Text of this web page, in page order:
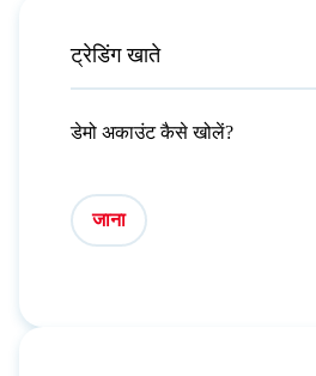
ट्रेडिंग खाते
डेमो अकाउंट कैसे खोलें?
जाना